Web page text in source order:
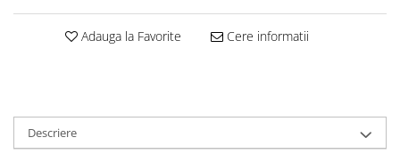
Adauga la Favorite Cere informatii
Descriere